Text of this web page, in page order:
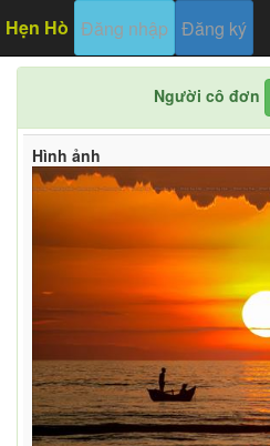
Hẹn Hò Đăng nhập Đăng ký
Người cô đơn
Hình ảnh